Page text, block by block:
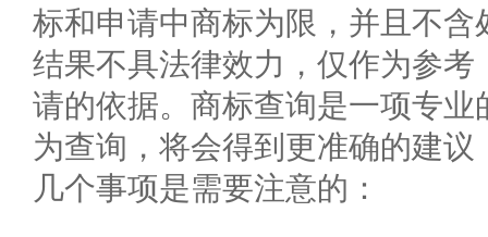
标和申请中商标为限，并且不
结果不具法律效力，仅作为参
请的依据。商标查询是一项专
为查询，将会得到更准确的建
几个事项是需要注意的：